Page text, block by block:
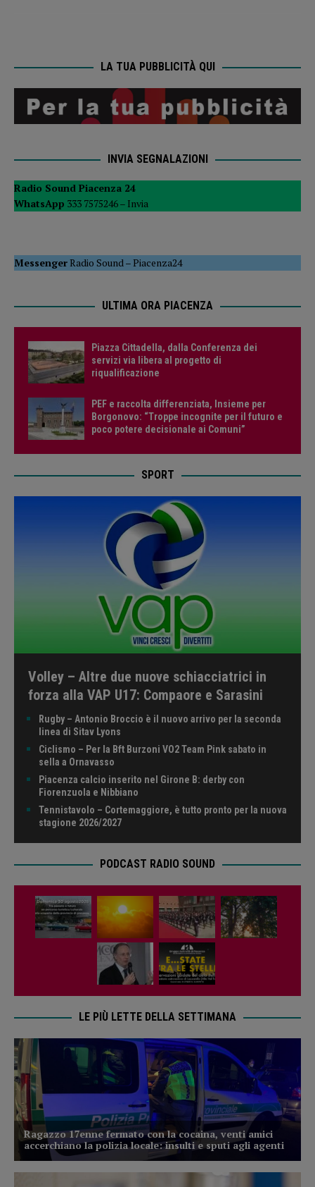
LA TUA PUBBLICITÀ QUI
INVIA SEGNALAZIONI
Radio Sound Piacenza 24
WhatsApp 333 7575246 – Invia
MessengerRadio Sound –Piacenza24
ULTIMA ORA PIACENZA
Piazza Cittadella, dalla Conferenza dei
servizi via libera al progetto di
riqualificazione
PEF e raccolta differenziata, Insieme per
Borgonovo: “Troppe incognite per il futuro e
poco potere decisionale ai Comuni”
SPORT
Volley – Altre due nuove schiacciatrici in
forza alla VAP U17: Compaore e Sarasini
Rugby – Antonio Broccio è il nuovo arrivo per la seconda
linea di Sitav Lyons
Ciclismo – Per la Bft Burzoni VO2 Team Pink sabato in
sella a Ornavasso
Piacenza calcio inserito nel Girone B: derby con
Fiorenzuola e Nibbiano
Tennistavolo – Cortemaggiore, è tutto pronto per la nuova
stagione 2026/2027
PODCAST RADIO SOUND
LE PIÙ LETTE DELLA SETTIMANA